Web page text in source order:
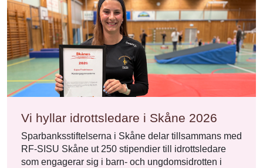
Vi hyllar idrottsledare i Skåne 2026
Sparbanksstiftelserna i Skåne delar tillsammans med
RF-SISU Skåne ut 250 stipendier till idrottsledare
som engagerar sig i barn- och ungdomsidrotten i